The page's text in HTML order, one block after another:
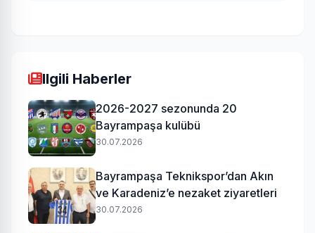
Ilgili Haberler
2026-2027 sezonunda 20
Bayrampaşa kulübü
30.07.2026
Bayrampaşa Teknikspor’dan Akın
ve Karadeniz’e nezaket ziyaretleri
30.07.2026